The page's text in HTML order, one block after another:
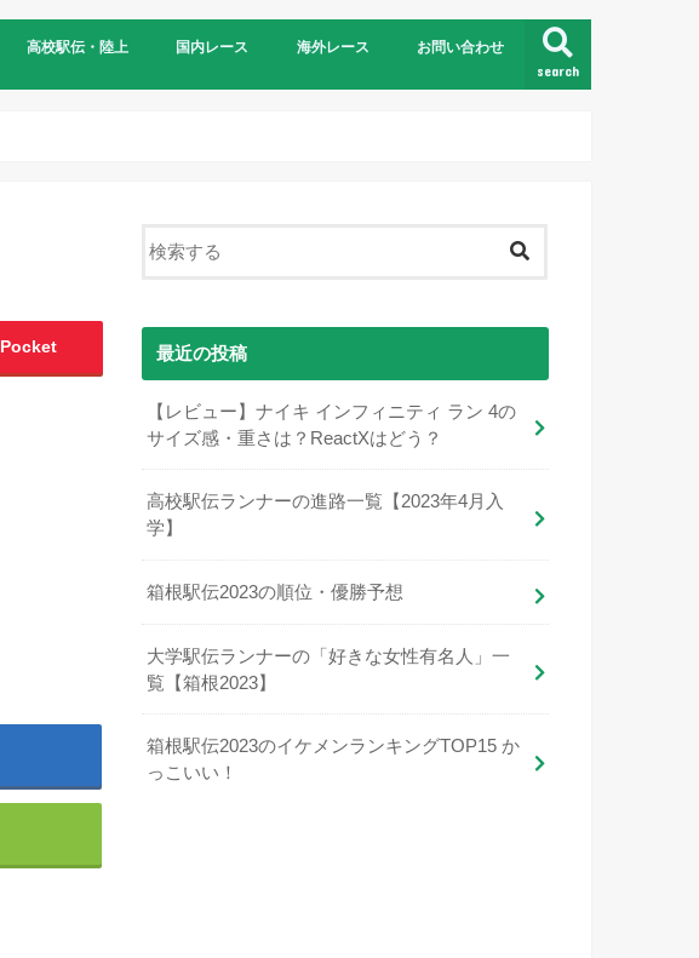
search
高校駅伝・陸上 国内レース 海外レース お問い合わせ
Pocket 最近の投稿
【レビュー】ナイキ インフィニティ ラン 4の
サイズ感・重さは？ReactXはどう？
高校駅伝ランナーの進路一覧【2023年4月入
学】
箱根駅伝2023の順位・優勝予想
大学駅伝ランナーの「好きな女性有名人」一
覧【箱根2023】
箱根駅伝2023のイケメンランキングTOP15 か
っこいい！